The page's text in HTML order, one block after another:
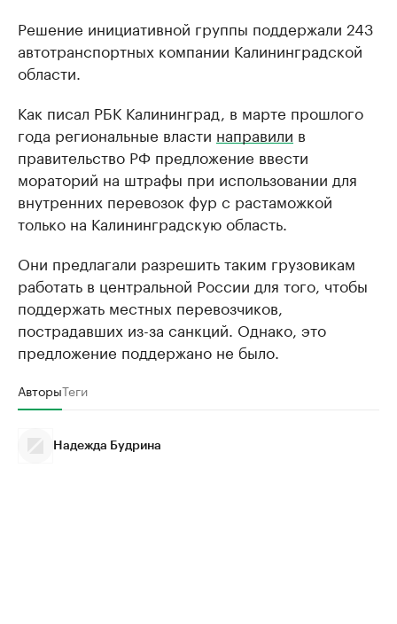
Решение инициативной группы поддержали 243
автотранспортных компании Калининградской
области.
Как писал РБК Калининград, в марте прошлого
года региональные власти направили в
правительство РФ предложение ввести
мораторий на штрафы при использовании для
внутренних перевозок фур с растаможкой
только на Калининградскую область.
Они предлагали разрешить таким грузовикам
работать в центральной России для того, чтобы
поддержать местных перевозчиков,
пострадавших из-за санкций. Однако, это
предложение поддержано не было.
АвторыТеги
Надежда Будрина